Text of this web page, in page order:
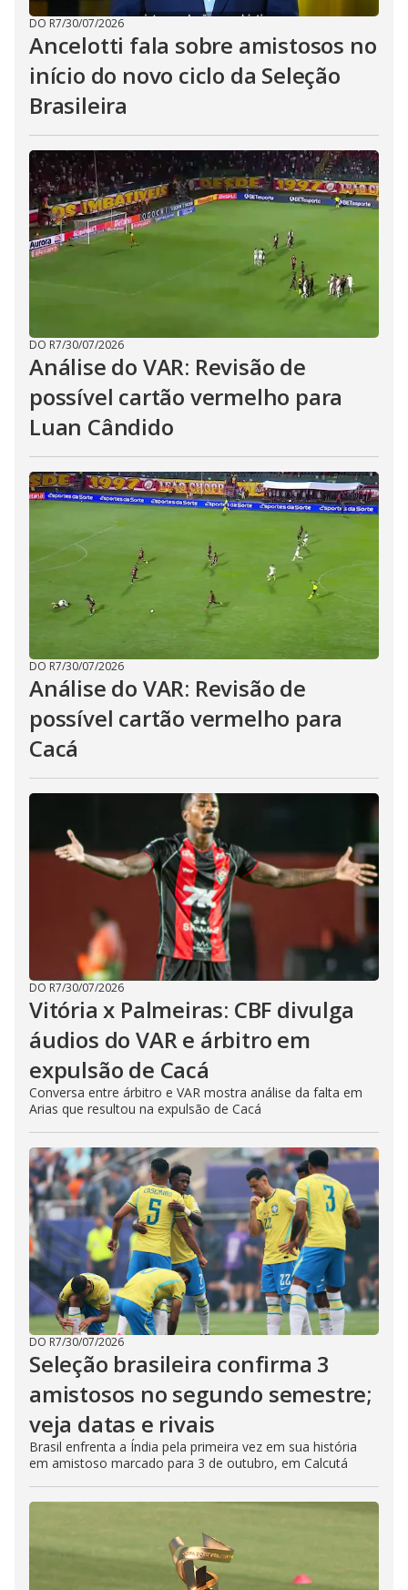
DO R7/30/07/2026
Ancelotti fala sobre amistosos no
início do novo ciclo da Seleção
Brasileira
DO R7/30/07/2026
Análise do VAR: Revisão de
possível cartão vermelho para
Luan Cândido
DO R7/30/07/2026
Análise do VAR: Revisão de
possível cartão vermelho para
Cacá
DO R7/30/07/2026
Vitória x Palmeiras: CBF divulga
áudios do VAR e árbitro em
expulsão de Cacá
Conversa entre árbitro e VAR mostra análise da falta em
Arias que resultou na expulsão de Cacá
DO R7/30/07/2026
Seleção brasileira confirma 3
amistosos no segundo semestre;
veja datas e rivais
Brasil enfrenta a Índia pela primeira vez em sua história
em amistoso marcado para 3 de outubro, em Calcutá